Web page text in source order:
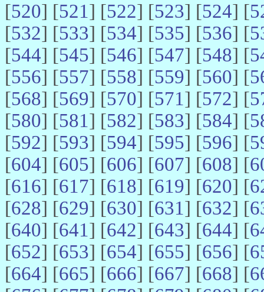
[520] [521] [522] [523] [524] [
[532] [533] [534] [535] [536] [
[544] [545] [546] [547] [548] [
[556] [557] [558] [559] [560] [
[568] [569] [570] [571] [572] [
[580] [581] [582] [583] [584] [
[592] [593] [594] [595] [596] [
[604] [605] [606] [607] [608] [
[616] [617] [618] [619] [620] [
[628] [629] [630] [631] [632] [
[640] [641] [642] [643] [644] [
[652] [653] [654] [655] [656] [
[664] [665] [666] [667] [668] [